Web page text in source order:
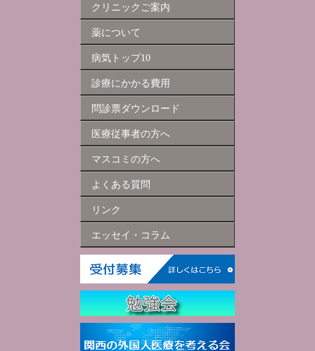
クリニックご案内
薬について
病気トップ10
診療にかかる費用
問診票ダウンロード
医療従事者の方へ
マスコミの方へ
よくある質問
リンク
エッセイ・コラム